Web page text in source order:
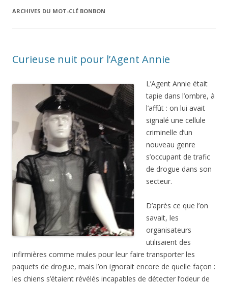
ARCHIVES DU MOT-CLÉ BONBON
Curieuse nuit pour l’Agent Annie
L’Agent Annie était
tapie dans l’ombre, à
l’affût : on lui avait
signalé une cellule
criminelle d’un
nouveau genre
s’occupant de trafic
de drogue dans son
secteur.
D’après ce que l’on
savait, les
organisateurs
utilisaient des
infirmières comme mules pour leur faire transporter les
paquets de drogue, mais l’on ignorait encore de quelle façon :
les chiens s’étaient révélés incapables de détecter l’odeur de